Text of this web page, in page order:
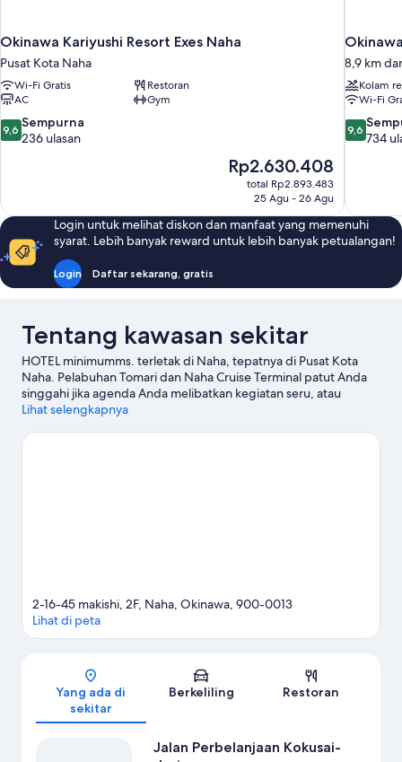
Okinawa Kariyushi Resort Exes Naha
Pusat Kota Naha
Wi-Fi Gratis
Restoran
AC
Gym
9.6
dari
ulasan
9,6 Sempurna
236 ulasan
Harga
sekarang
Rp2.630.408
Rp2.630.408
total Rp2.893.483
25 Agu - 26 Agu
8,9 km
Kolam
Wi-Fi
9.6
dari
ulasan
9,6
734
Login untuk melihat diskon dan manfaat yang memenuhi
syarat. Lebih banyak reward untuk lebih banyak petualangan!
Login Daftar sekarang, gratis
Tentang kawasan sekitar
HOTEL minimumms. terletak di Naha, tepatnya di Pusat Kota
Naha. Pelabuhan Tomari dan Naha Cruise Terminal patut Anda
singgahi jika agenda Anda melibatkan kegiatan seru, atau
kunjungi Jalan Perbelanjaan Kokusai-dori serta DFS Galleria
suatu kegiatan atau permainan selagi mengunjungi kota ini?
Lihat selengkapnya
Peta
2-16-45 makishi, 2F, Naha, Okinawa, 900-0013
Lihat di peta
Yang ada di
sekitar
Berkeliling Restoran
Jalan Perbelanjaan Kokusai-